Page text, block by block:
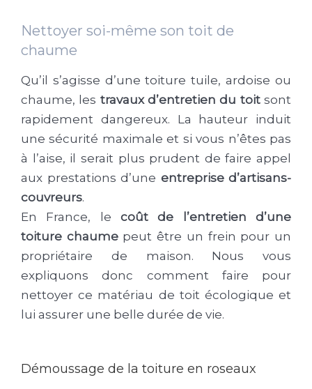
Nettoyer soi-même son toit de
chaume
Qu’il s’agisse d’une toiture tuile, ardoise ou
chaume, les travaux d’entretien du toitsont
rapidement dangereux. La hauteur induit
une sécurité maximale et si vous n’êtes pas
à l’aise, il serait plus prudent de faire appel
aux prestations d’une entreprise d’artisans-
couvreurs.
En France, le coût de l’entretien d’une
toiture chaumepeut être un frein pour un
propriétaire de maison. Nous vous
expliquons donc comment faire pour
nettoyer ce matériau de toit écologique et
lui assurer une belle durée de vie.
Démoussage de la toiture en roseaux